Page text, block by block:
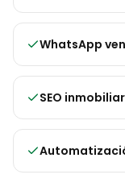
WhatsApp
SEO